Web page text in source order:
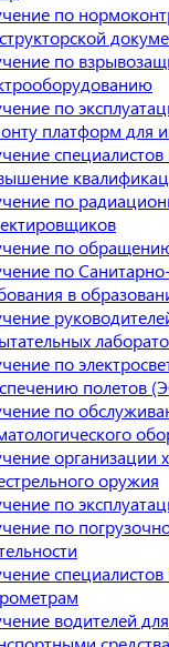
по
по
по
платформ для
специалистов
по
по
по
в
по
полетов
по
организации
оружия
по
по
водителей